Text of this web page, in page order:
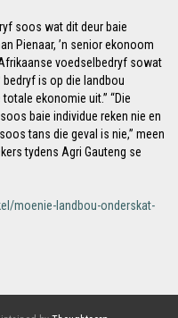
soos wat dit deur baie
Pienaar, ’n senior ekonoom
voedselbedryf sowat
bedryf is op die landbou
ekonomie uit.” “Die
baie individue reken nie en
tans die geval is nie,” meen
tydens Agri Gauteng se
moenie-landbou-onderskat-